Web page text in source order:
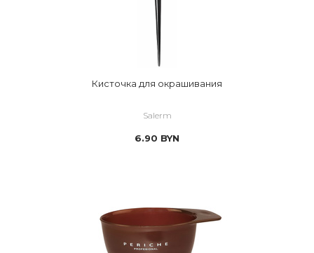
Кисточка для окрашивания
Salerm
6.90 BYN